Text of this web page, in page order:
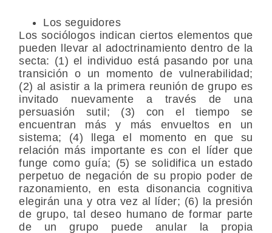
Los seguidores
Los sociólogos indican ciertos elementos que
pueden llevar al adoctrinamiento dentro de la
secta: (1) el individuo está pasando por una
transición o un momento de vulnerabilidad;
(2) al asistir a la primera reunión de grupo es
invitado nuevamente a través de una
persuasión sutil; (3) con el tiempo se
encuentran más y más envueltos en un
sistema; (4) llega el momento en que su
relación más importante es con el líder que
funge como guía; (5) se solidifica un estado
perpetuo de negación de su propio poder de
razonamiento, en esta disonancia cognitiva
elegirán una y otra vez al líder; (6) la presión
de grupo, tal deseo humano de formar parte
de un grupo puede anular la propia